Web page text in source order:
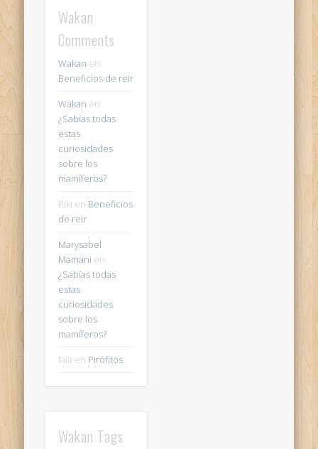
Wakan
Comments
Wakan en
Beneficios de reir
Wakan en
¿Sabías todas
estas
curiosidades
sobre los
mamíferos?
Riki en Beneficios
de reir
Marysabel
Mamani en
¿Sabías todas
estas
curiosidades
sobre los
mamíferos?
lala en Pirófitos
Wakan Tags